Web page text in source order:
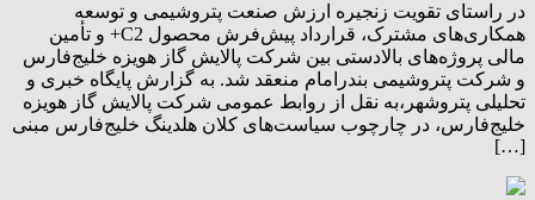
در راستای تقویت زنجیره ارزش صنعت پتروشیمی و توسعه
همکاری‌های مشترک، قرارداد پیش‌فر‌ش محصول C2+ و تأمین
مالی پروژه‌های بالادستی بین شرکت پالایش گاز هویزه خلیج‌فارس
و شرکت پتروشیمی بندرامام منعقد شد. به گزارش پایگاه خبری و
تحلیلی پتروشهر،به نقل از روابط‌ عمومی شرکت پالایش گاز هویزه
خلیج‌فارس، در چارچوب سیاست‌های کلان هلدینگ خلیج‌فارس مبنی
[…]